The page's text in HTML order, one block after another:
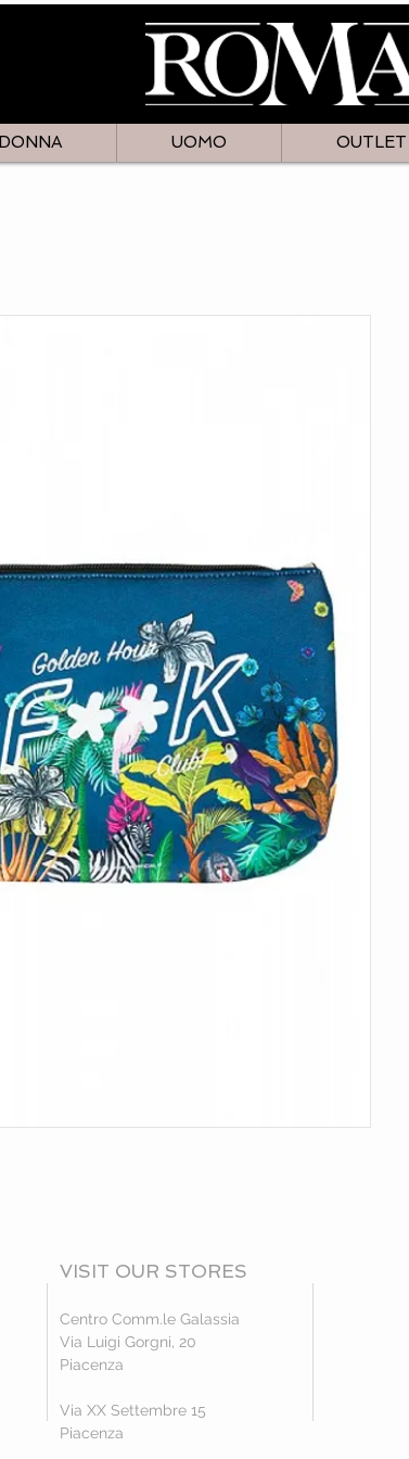
DONNA UOMO OUTLET
VISIT OUR STORES
Centro Comm.le Galassia
Via Luigi Gorgni, 20
Piacenza
Via XX Settembre 15
Piacenza